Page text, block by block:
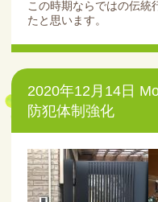
この時期ならではの伝統
たと思います。
2020年12月14日
防犯体制強化